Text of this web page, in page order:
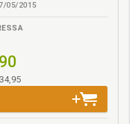
05/2015